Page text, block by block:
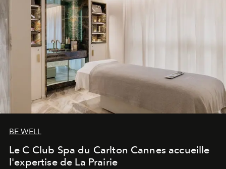
BE WELL
Le C Club Spa du Carlton Cannes accueille
l'expertise de La Prairie